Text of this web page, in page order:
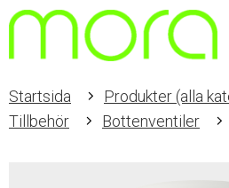
Startsida
Produkter (alla
Tillbehör
Bottenventiler